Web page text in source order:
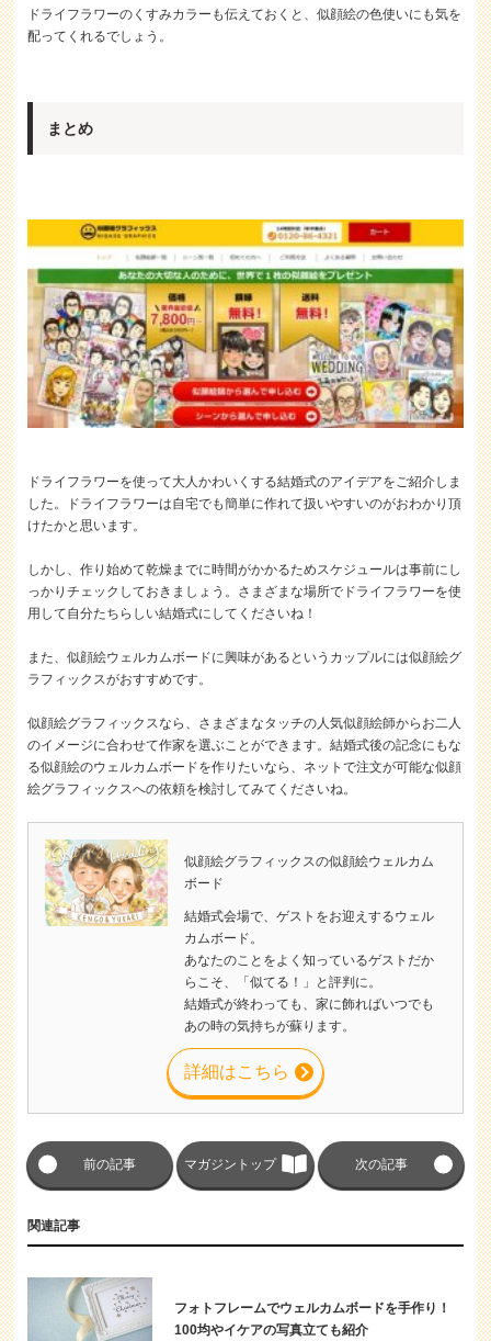
ドライフラワーのくすみカラーも伝えておくと、似顔絵の色使いにも気を
配ってくれるでしょう。
まとめ
ドライフラワーを使って大人かわいくする結婚式のアイデアをご紹介しま
した。ドライフラワーは自宅でも簡単に作れて扱いやすいのがおわかり頂
けたかと思います。
しかし、作り始めて乾燥までに時間がかかるためスケジュールは事前にし
っかりチェックしておきましょう。さまざまな場所でドライフラワーを使
用して自分たちらしい結婚式にしてくださいね！
また、似顔絵ウェルカムボードに興味があるというカップルには似顔絵グ
ラフィックスがおすすめです。
似顔絵グラフィックスなら、さまざまなタッチの人気似顔絵師からお二人
のイメージに合わせて作家を選ぶことができます。結婚式後の記念にもな
る似顔絵のウェルカムボードを作りたいなら、ネットで注文が可能な似顔
絵グラフィックスへの依頼を検討してみてくださいね。
似顔絵グラフィックスの似顔絵ウェルカム
ボード
結婚式会場で、ゲストをお迎えするウェル
カムボード。
あなたのことをよく知っているゲストだか
らこそ、「似てる！」と評判に。
結婚式が終わっても、家に飾ればいつでも
あの時の気持ちが蘇ります。
詳細はこちら
前の記事 マガジントップ 次の記事
関連記事
フォトフレームでウェルカムボードを手作り！
100均やイケアの写真立ても紹介